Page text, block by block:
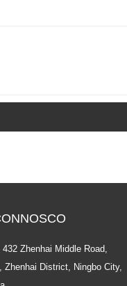
Zhenhai Middle Road,
Zhenhai District, Ningbo City,